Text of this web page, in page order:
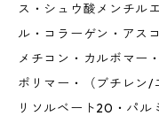
ス・シュウ酸メンチル
ル・コラーゲン・アス
メチコン・カルボマー
ポリマー・（ブチレン/
リソルベート20・パル